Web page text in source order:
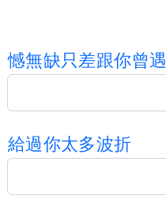
憾無缺只差跟你曾遇
給過你太多波折